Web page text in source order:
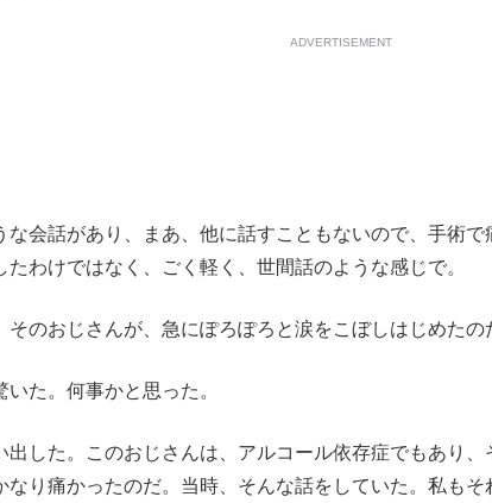
ADVERTISEMENT
会話があり、まあ、他に話すこともないので、手術で
たわけではなく、ごく軽く、世間話のような感じで。
のおじさんが、急にぽろぽろと涙をこぼしはじめたの
た。何事かと思った。
した。このおじさんは、アルコール依存症でもあり、
なり痛かったのだ。当時、そんな話をしていた。私も